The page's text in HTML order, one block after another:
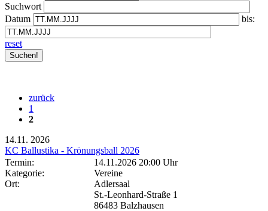
Suchwort
Datum
bis:
reset
zurück
1
2
14.11. 2026
KC Ballustika - Krönungsball 2026
Termin:
14.11.2026 20:00 Uhr
Kategorie:
Vereine
Ort:
Adlersaal
St.-Leonhard-Straße 1
86483 Balzhausen